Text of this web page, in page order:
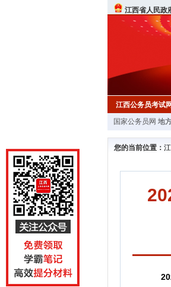
江西省人民政
江西公务员考试网
行测真题 在
国家公务员网 地
您的当前位置：